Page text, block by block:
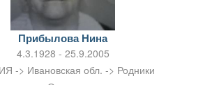
Прибылова Нина
4.3.1928 - 25.9.2005
-> Ивановская обл. -> Родники